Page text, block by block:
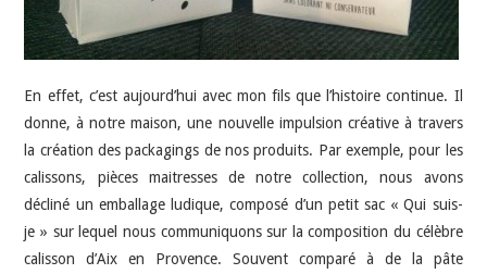
En effet, c’est aujourd’hui avec mon fils que l’histoire continue. Il
donne, à notre maison, une nouvelle impulsion créative à travers
la création des packagings de nos produits. Par exemple, pour les
calissons, pièces maitresses de notre collection, nous avons
décliné un emballage ludique, composé d’un petit sac « Qui suis-
je » sur lequel nous communiquons sur la composition du célèbre
calisson d’Aix en Provence. Souvent comparé à de la pâte